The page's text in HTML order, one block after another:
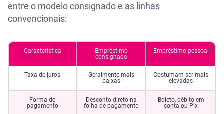
entre o modelo consignado e as linhas
convencionais:
Característica
Empréstimo
consignado
Empréstimo pessoal
Taxa de juros
Geralmente mais
baixas
Costumam ser mais
elevadas
Forma de
pagamento
Desconto direto na
folha de pagamento
Boleto, débito em
conta ou Pix